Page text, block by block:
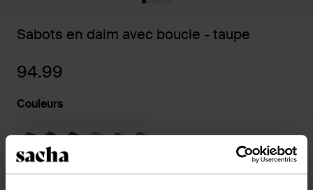
Sabots en daim avec boucle - taupe
94.99
Couleurs
Sélectionnez votre taille